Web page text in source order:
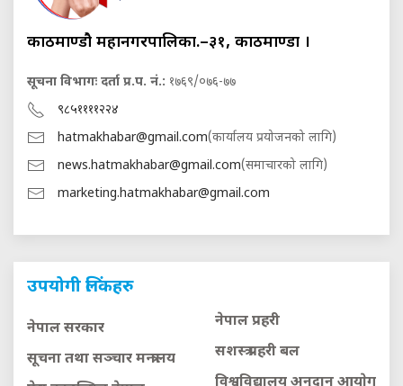
काठमाण्डौ महानगरपालिका.–३१, काठमाण्डौं ।
सूचना विभागः दर्ता प्र.प. नं.: १७६९/०७६-७७
९८५११११२२४
hatmakhabar@gmail.com(कार्यालय प्रयोजनको लागि)
news.hatmakhabar@gmail.com(समाचारको लागि)
marketing.hatmakhabar@gmail.com
उपयोगी लिंकहरु
नेपाल सरकार
सूचना तथा सञ्चार मन्त्रालय
नेपाल प्रहरी
सशस्त्र प्रहरी बल